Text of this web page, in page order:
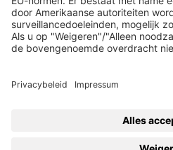
Sitemap
Cookie-instellingen
Privacy Settings